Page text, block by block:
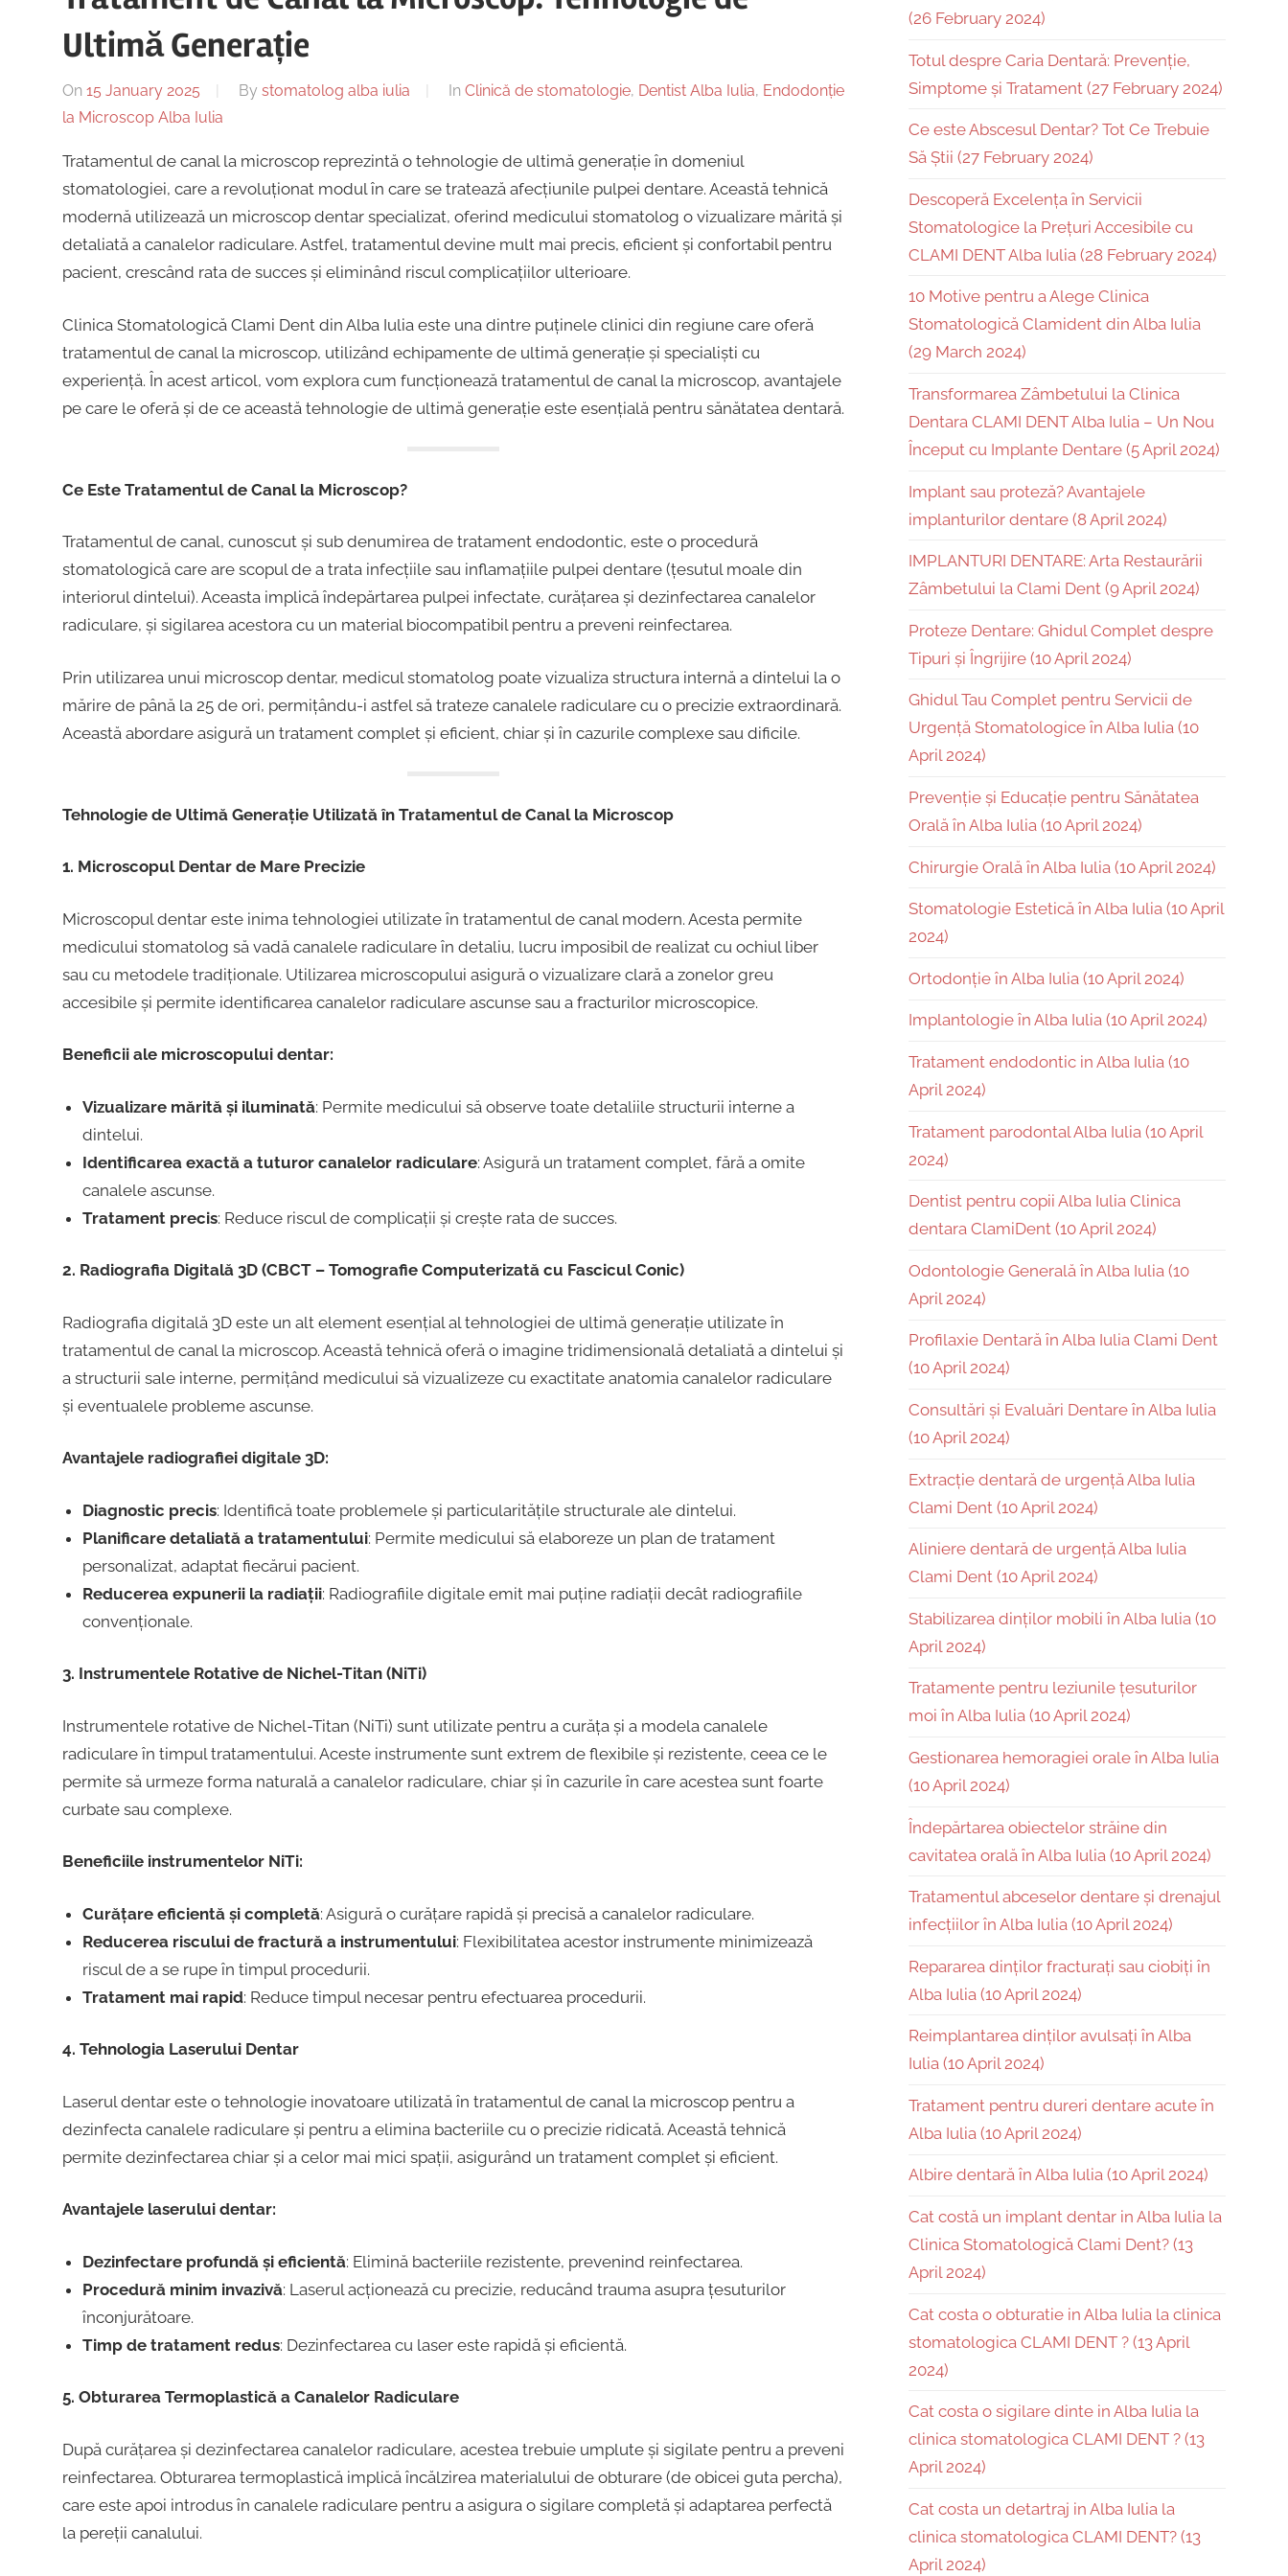
Ultimă Generație
On 15 January 2025 By stomatolog alba iulia In Clinică de stomatologie, Dentist Alba Iulia, Endodonție
la Microscop Alba Iulia
Tratamentul de canal la microscop reprezintă o tehnologie de ultimă generație în domeniul
stomatologiei, care a revoluționat modul în care se tratează afecțiunile pulpei dentare. Această tehnică
modernă utilizează un microscop dentar specializat, oferind medicului stomatolog o vizualizare mărită și
detaliată a canalelor radiculare. Astfel, tratamentul devine mult mai precis, eficient și confortabil pentru
pacient, crescând rata de succes și eliminând riscul complicațiilor ulterioare.
Clinica Stomatologică Clami Dent din Alba Iulia este una dintre puținele clinici din regiune care oferă
tratamentul de canal la microscop, utilizând echipamente de ultimă generație și specialiști cu
experiență. În acest articol, vom explora cum funcționează tratamentul de canal la microscop, avantajele
pe care le oferă și de ce această tehnologie de ultimă generație este esențială pentru sănătatea dentară.
Ce Este Tratamentul de Canal la Microscop?
Tratamentul de canal, cunoscut și sub denumirea de tratament endodontic, este o procedură
stomatologică care are scopul de a trata infecțiile sau inflamațiile pulpei dentare (țesutul moale din
interiorul dintelui). Aceasta implică îndepărtarea pulpei infectate, curățarea și dezinfectarea canalelor
radiculare, și sigilarea acestora cu un material biocompatibil pentru a preveni reinfectarea.
Prin utilizarea unui microscop dentar, medicul stomatolog poate vizualiza structura internă a dintelui la o
mărire de până la 25 de ori, permițându-i astfel să trateze canalele radiculare cu o precizie extraordinară.
Această abordare asigură un tratament complet și eficient, chiar și în cazurile complexe sau dificile.
Tehnologie de Ultimă Generație Utilizată în Tratamentul de Canal la Microscop
1. Microscopul Dentar de Mare Precizie
Microscopul dentar este inima tehnologiei utilizate în tratamentul de canal modern. Acesta permite
medicului stomatolog să vadă canalele radiculare în detaliu, lucru imposibil de realizat cu ochiul liber
sau cu metodele tradiționale. Utilizarea microscopului asigură o vizualizare clară a zonelor greu
accesibile și permite identificarea canalelor radiculare ascunse sau a fracturilor microscopice.
Beneficii ale microscopului dentar:
Vizualizare mărită și iluminată: Permite medicului să observe toate detaliile structurii interne a
dintelui.
Identificarea exactă a tuturor canalelor radiculare: Asigură un tratament complet, fără a omite
canalele ascunse.
Tratament precis: Reduce riscul de complicații și crește rata de succes.
2. Radiografia Digitală 3D (CBCT – Tomografie Computerizată cu Fascicul Conic)
Radiografia digitală 3D este un alt element esențial al tehnologiei de ultimă generație utilizate în
tratamentul de canal la microscop. Această tehnică oferă o imagine tridimensională detaliată a dintelui și
a structurii sale interne, permițând medicului să vizualizeze cu exactitate anatomia canalelor radiculare
și eventualele probleme ascunse.
Avantajele radiografiei digitale 3D:
Diagnostic precis: Identifică toate problemele și particularitățile structurale ale dintelui.
Planificare detaliată a tratamentului: Permite medicului să elaboreze un plan de tratament
personalizat, adaptat fiecărui pacient.
Reducerea expunerii la radiații: Radiografiile digitale emit mai puține radiații decât radiografiile
convenționale.
3. Instrumentele Rotative de Nichel-Titan (NiTi)
Instrumentele rotative de Nichel-Titan (NiTi) sunt utilizate pentru a curăța și a modela canalele
radiculare în timpul tratamentului. Aceste instrumente sunt extrem de flexibile și rezistente, ceea ce le
permite să urmeze forma naturală a canalelor radiculare, chiar și în cazurile în care acestea sunt foarte
curbate sau complexe.
Beneficiile instrumentelor NiTi:
Curățare eficientă și completă: Asigură o curățare rapidă și precisă a canalelor radiculare.
Reducerea riscului de fractură a instrumentului: Flexibilitatea acestor instrumente minimizează
riscul de a se rupe în timpul procedurii.
Tratament mai rapid: Reduce timpul necesar pentru efectuarea procedurii.
4. Tehnologia Laserului Dentar
Laserul dentar este o tehnologie inovatoare utilizată în tratamentul de canal la microscop pentru a
dezinfecta canalele radiculare și pentru a elimina bacteriile cu o precizie ridicată. Această tehnică
permite dezinfectarea chiar și a celor mai mici spații, asigurând un tratament complet și eficient.
Avantajele laserului dentar:
Dezinfectare profundă și eficientă: Elimină bacteriile rezistente, prevenind reinfectarea.
Procedură minim invazivă: Laserul acționează cu precizie, reducând trauma asupra țesuturilor
înconjurătoare.
Timp de tratament redus: Dezinfectarea cu laser este rapidă și eficientă.
5. Obturarea Termoplastică a Canalelor Radiculare
După curățarea și dezinfectarea canalelor radiculare, acestea trebuie umplute și sigilate pentru a preveni
reinfectarea. Obturarea termoplastică implică încălzirea materialului de obturare (de obicei guta percha),
care este apoi introdus în canalele radiculare pentru a asigura o sigilare completă și adaptarea perfectă
la pereții canalului.
(26 February 2024)
Totul despre Caria Dentară: Prevenție,
Simptome și Tratament (27 February 2024)
Ce este Abscesul Dentar? Tot Ce Trebuie
Să Știi (27 February 2024)
Descoperă Excelența în Servicii
Stomatologice la Prețuri Accesibile cu
CLAMI DENT Alba Iulia (28 February 2024)
10 Motive pentru a Alege Clinica
Stomatologică Clamident din Alba Iulia
(29 March 2024)
Transformarea Zâmbetului la Clinica
Dentara CLAMI DENT Alba Iulia – Un Nou
Început cu Implante Dentare (5 April 2024)
Implant sau proteză? Avantajele
implanturilor dentare (8 April 2024)
IMPLANTURI DENTARE: Arta Restaurării
Zâmbetului la Clami Dent (9 April 2024)
Proteze Dentare: Ghidul Complet despre
Tipuri și Îngrijire (10 April 2024)
Ghidul Tau Complet pentru Servicii de
Urgență Stomatologice în Alba Iulia (10
April 2024)
Prevenție și Educație pentru Sănătatea
Orală în Alba Iulia (10 April 2024)
Chirurgie Orală în Alba Iulia (10 April 2024)
Stomatologie Estetică în Alba Iulia (10 April
2024)
Ortodonție în Alba Iulia (10 April 2024)
Implantologie în Alba Iulia (10 April 2024)
Tratament endodontic in Alba Iulia (10
April 2024)
Tratament parodontal Alba Iulia (10 April
2024)
Dentist pentru copii Alba Iulia Clinica
dentara ClamiDent (10 April 2024)
Odontologie Generală în Alba Iulia (10
April 2024)
Profilaxie Dentară în Alba Iulia Clami Dent
(10 April 2024)
Consultări și Evaluări Dentare în Alba Iulia
(10 April 2024)
Extracție dentară de urgență Alba Iulia
Clami Dent (10 April 2024)
Aliniere dentară de urgență Alba Iulia
Clami Dent (10 April 2024)
Stabilizarea dinților mobili în Alba Iulia (10
April 2024)
Tratamente pentru leziunile țesuturilor
moi în Alba Iulia (10 April 2024)
Gestionarea hemoragiei orale în Alba Iulia
(10 April 2024)
Îndepărtarea obiectelor străine din
cavitatea orală în Alba Iulia (10 April 2024)
Tratamentul abceselor dentare și drenajul
infecțiilor în Alba Iulia (10 April 2024)
Repararea dinților fracturați sau ciobiți în
Alba Iulia (10 April 2024)
Reimplantarea dinților avulsați în Alba
Iulia (10 April 2024)
Tratament pentru dureri dentare acute în
Alba Iulia (10 April 2024)
Albire dentară în Alba Iulia (10 April 2024)
Cat costă un implant dentar in Alba Iulia la
Clinica Stomatologică Clami Dent? (13
April 2024)
Cat costa o obturatie in Alba Iulia la clinica
stomatologica CLAMI DENT ? (13 April
2024)
Cat costa o sigilare dinte in Alba Iulia la
clinica stomatologica CLAMI DENT ? (13
April 2024)
Cat costa un detartraj in Alba Iulia la
clinica stomatologica CLAMI DENT? (13
April 2024)